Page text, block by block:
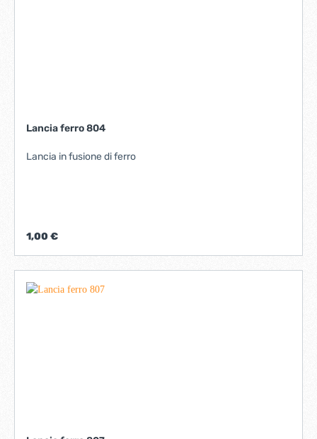
Lancia ferro 804
Lancia in fusione di ferro
1,00 €